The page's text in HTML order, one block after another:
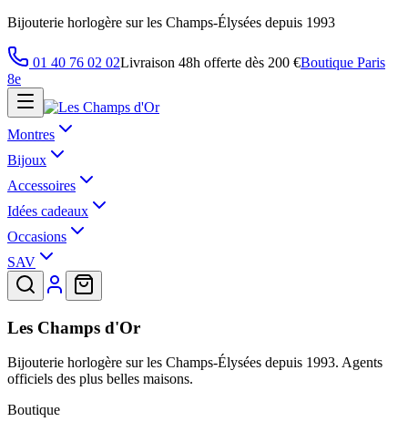
Bijouterie horlogère sur les Champs-Élysées depuis 1993
01 40 76 02 02Livraison 48h offerte dès 200 €Boutique Paris
8e
Montres
Bijoux
Accessoires
Idées cadeaux
Occasions
SAV
Les Champs d'Or
Bijouterie horlogère sur les Champs-Élysées depuis 1993. Agents
officiels des plus belles maisons.
Boutique